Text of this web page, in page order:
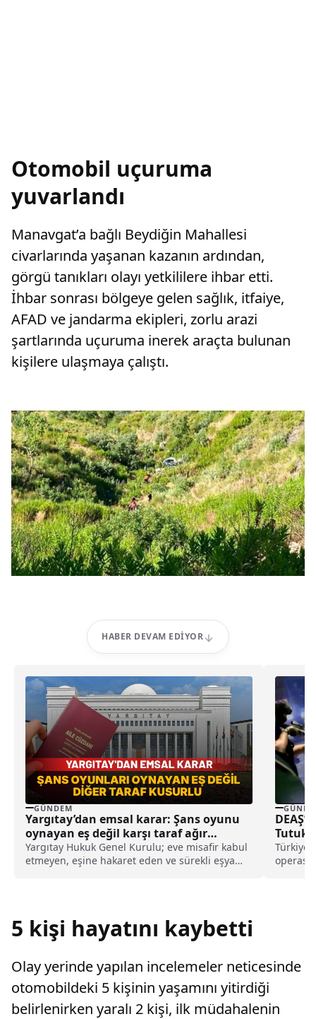
Otomobil uçuruma
yuvarlandı
Manavgat’a bağlı Beydiğin Mahallesi
civarlarında yaşanan kazanın ardından,
görgü tanıkları olayı yetkililere ihbar etti.
İhbar sonrası bölgeye gelen sağlık, itfaiye,
AFAD ve jandarma ekipleri, zorlu arazi
şartlarında uçuruma inerek araçta bulunan
kişilere ulaşmaya çalıştı.
HABER DEVAM EDIYOR
GÜNDEM
Yargıtay’dan emsal karar: Şans oyunu
oynayan eş değil karşı taraf ağır
kusurlu sayıldı
Yargıtay Hukuk Genel Kurulu; eve misafir kabul
etmeyen, eşine hakaret eden ve sürekli eşya
Türkiye
5 kişi hayatını kaybetti
Olay yerinde yapılan incelemeler neticesinde
otomobildeki 5 kişinin yaşamını yitirdiği
belirlenirken yaralı 2 kişi, ilk müdahalenin